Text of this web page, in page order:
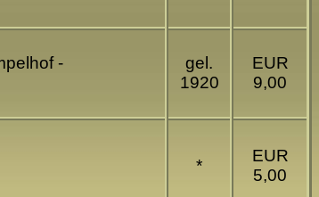
-
gel.
1920
EUR
9,00
*
EUR
5,00